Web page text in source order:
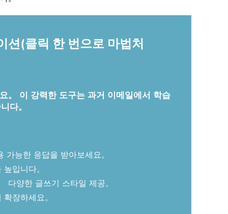
션(클릭 한 번으로 마법처
이 강력한 도구는 과거 이메일에서 학습
다。
능한 응답을 받아보세요。
입니다。
다양한 글쓰기 스타일 제공。
장하세요。